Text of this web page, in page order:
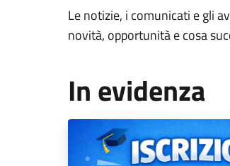
Le notizie, i comunicati e gli
novità, opportunità e cosa
In evidenza